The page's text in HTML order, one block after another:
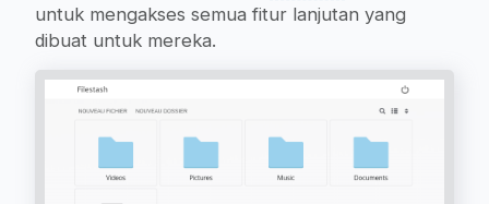
untuk mengakses semua fitur lanjutan yang
dibuat untuk mereka.